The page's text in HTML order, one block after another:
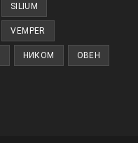
SILIUM
VEMPER
НИКОМ ОВЕН